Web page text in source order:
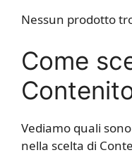
Nessun prodotto
Come
Vediamo quali
nella scelta di